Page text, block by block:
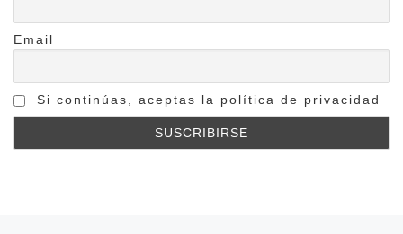
Email
Si continúas, aceptas la política de privacidad